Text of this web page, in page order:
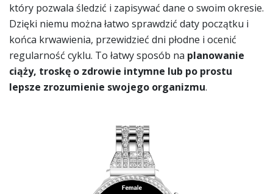
który pozwala śledzić i zapisywać dane o swoim okresie.
Dzięki niemu można łatwo sprawdzić daty początku i
końca krwawienia, przewidzieć dni płodne i ocenić
regularność cyklu. To łatwy sposób na planowanie
ciąży, troskę o zdrowie intymne lub po prostu
lepsze zrozumienie swojego organizmu.